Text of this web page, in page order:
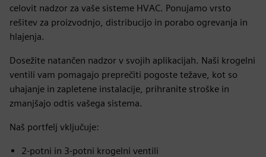
celovit nadzor za vaše sisteme HVAC. Ponujamo vrsto
rešitev za proizvodnjo, distribucijo in porabo ogrevanja in
hlajenja.
Dosežite natančen nadzor v svojih aplikacijah. Naši krogelni
ventili vam pomagajo preprečiti pogoste težave, kot so
uhajanje in zapletene instalacije, prihranite stroške in
zmanjšajo odtis vašega sistema.
Naš portfelj vključuje:
2-potni in 3-potni krogelni ventili